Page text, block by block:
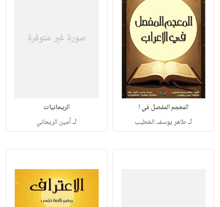
المعجم المفصل في ا
لـطاهر يوسف الخطيب
الريحانيات
لـأمين الريحاني